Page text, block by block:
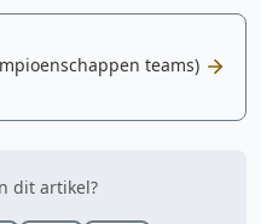
teams)
dit artikel?